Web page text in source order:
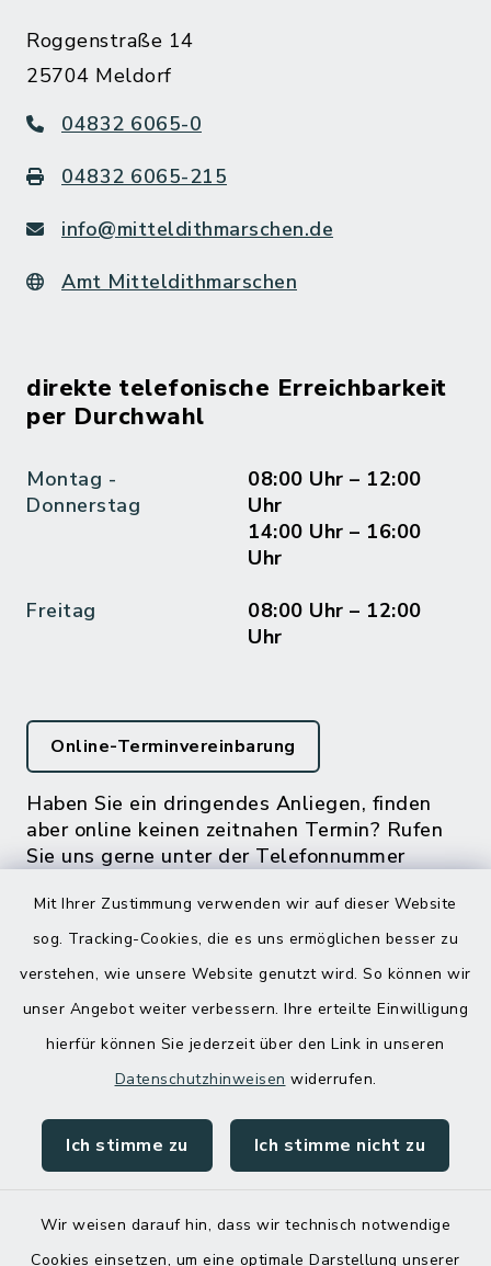
Mit Ihrer Zustimmung verwenden wir auf dieser Website
sog. Tracking-Cookies, die es uns ermöglichen besser zu
verstehen, wie unsere Website genutzt wird. So können wir
unser Angebot weiter verbessern. Ihre erteilte Einwilligung
hierfür können Sie jederzeit über den Link in unseren
Datenschutzhinweisen widerrufen.
Ich stimme zu Ich stimme nicht zu
Wir weisen darauf hin, dass wir technisch notwendige
Cookies einsetzen, um eine optimale Darstellung unserer
Roggenstraße 14
25704 Meldorf
04832 6065-0
04832 6065-215
info@mitteldithmarschen.de
Amt Mitteldithmarschen
direkte telefonische Erreichbarkeit
per Durchwahl
Montag -
Donnerstag
08:00 Uhr – 12:00
Uhr
14:00 Uhr – 16:00
Uhr
Freitag
08:00 Uhr – 12:00
Uhr
Online-Terminvereinbarung
Haben Sie ein dringendes Anliegen, finden
aber online keinen zeitnahen Termin? Rufen
Sie uns gerne unter der Telefonnummer
Kontakt